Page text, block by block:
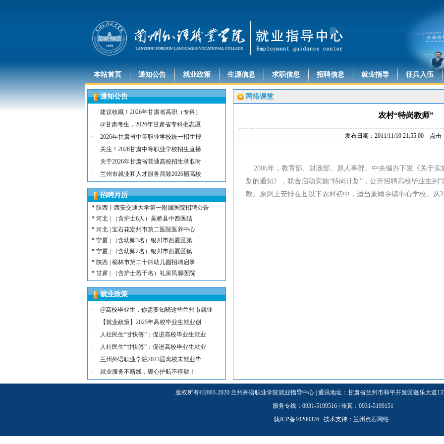
本站首页 通知公告 就业政策 生源信息 求职信息 招聘信息 就业指导 征兵入伍
通知公告
·
建议收藏！2026年甘肃省高职（专科）
·
@甘肃考生，2026年甘肃省专科批志愿
·
2026年甘肃省中等职业学校统一招生报
·
关注！2026甘肃中等职业学校招生直播
·
关于2026年甘肃省普通高校招生录取时
·
兰州市就业和人才服务局致2026届高校
招聘月历
河北 | （含护士15名）唐山康诚医院
*
内蒙古 | （含护士3人）兴安长生肾病
*陕西 | （含护士5人）宝鸡蔡家坡普安
* 陕西丨西安交通大学第一附属医院招聘公告
* 河北 | （含护士6人）吴桥县中西医结
* 河北 | 宝石花定州市第二医院医养中心
* 宁夏 | （含幼师3名）银川市西夏区第
* 宁夏 | （含幼师2名）银川市西夏区镇
* 陕西 | 榆林市第二十四幼儿园招聘启事
* 甘肃 | （含护士若干名）礼泉民源医院
*河北 | （含护士15名）唐山康诚医院
内蒙古 | （含护士3人）兴安长生肾病
陕西丨西安交通大学第一附属医院招聘公告
河北 | （含护士6人）吴桥县中西医结
*
河北 | 宝石花定州市第二医院医养中心
*
宁夏 | （含幼师3名）银川市西夏区第
*宁夏 | （含幼师2名）银川市西夏区镇
陕西 | 榆林市第二十四幼儿园招聘启事
就业政策
·
@高校毕业生，你需要知晓这些兰州市就业
·
【就业政策】2025年高校毕业生就业创
·
人社民生“甘快答”：促进高校毕业生就业
·
人社民生“甘快答”：促进高校毕业生就业
·
兰州外语职业学院2023届离校未就业毕
·
就业服务不断线，暖心护航不停歇！
网络课堂
农村“特岗教师”
发布日期：2011/11/10 21:55:00 点击
2006年，教育部、财政部、原人事部、中央编办下发《关于实
划的通知》，联合启动实施“特岗计划”，公开招聘高校毕业生到
教。原则上安排在县以下农村初中，适当兼顾乡镇中心学校。从
版权所有©2003-2020 兰州外语职业学院就业指导中心 | 通讯地址：甘肃省兰州市和平开发区薇乐大道
服务专线：0931-5199516 | 传真：0931-5199151
陇ICP备10200376 技术支持： 兰州点石网络